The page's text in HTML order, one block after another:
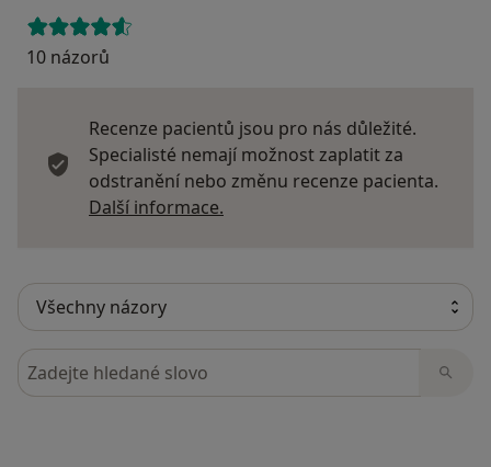
10 názorů
Recenze pacientů jsou pro nás důležité.
Specialisté nemají možnost zaplatit za
odstranění nebo změnu recenze pacienta.
Další informace.
Hledejte v názorech